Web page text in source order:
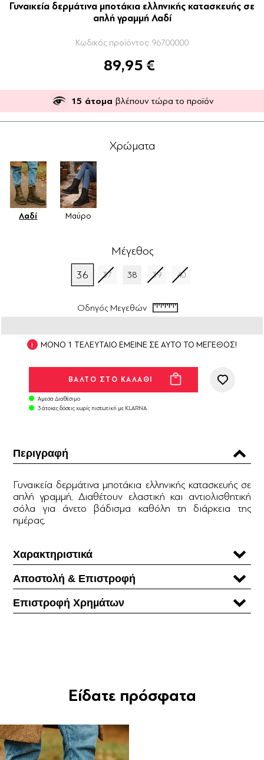
Γυναικεία δερμάτινα μποτάκια ελληνικής κατασκευής σε
απλή γραμμή Λαδί
Κωδικός προϊόντος: 96700000
89,95 €
15 άτομα βλέπουν τώρα το προϊόν
Χρώματα
Λαδί Μαύρο
Μέγεθος
36 37 38 39 40
Οδηγός Μεγεθών
ΜΟΝΟ 1 ΤΕΛΕΥΤΑΙΟ ΕΜΕΙΝΕ ΣΕ ΑΥΤΟ ΤΟ ΜΕΓΕΘΟΣ!
Άμεσα Διαθέσιμο
3 άτοκες δόσεις χωρίς πιστωτική με KLARNA
Περιγραφή
Γυναικεία δερμάτινα μποτάκια ελληνικής κατασκευής σε
απλή γραμμή. Διαθέτουν ελαστική και αντιολισθητική
σόλα για άνετο βάδισμα καθόλη τη διάρκεια της
ημέρας.
Χαρακτηριστικά
Αποστολή & Επιστροφή
Επιστροφή Χρηµάτων
Είδατε πρόσφατα